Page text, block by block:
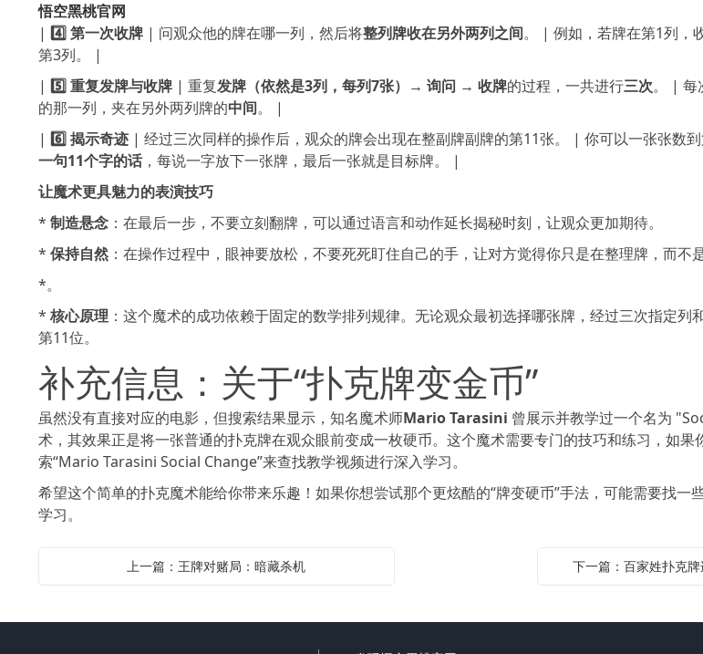
悟空黑桃官网
| 4️⃣ 第一次收牌 | 问观众他的牌在哪一列，然后将整列牌收在另外两列之间。 | 例如，若牌在第1列，
第3列。 |
| 5️⃣ 重复发牌与收牌 | 重复发牌（依然是3列，每列7张）→ 询问 → 收牌的过程，一共进行三次。 | 每
的那一列，夹在另外两列牌的中间。 |
| 6️⃣ 揭示奇迹 | 经过三次同样的操作后，观众的牌会出现在整副牌副牌的第11张。 | 你可以一张张数
一句11个字的话，每说一字放下一张牌，最后一张就是目标牌。 |
让魔术更具魅力的表演技巧
* 制造悬念 ：在最后一步，不要立刻翻牌，可以通过语言和动作延长揭秘时刻，让观众更加期待。
* 保持自然 ：在操作过程中，眼神要放松，不要死死盯住自己的手，让对方觉得你只是在整理牌，而不是
*。
* 核心原理 ：这个魔术的成功依赖于固定的数学排列规律。无论观众最初选择哪张牌，经过三次指定列
第11位。
补充信息：关于“扑克牌变金币”
虽然没有直接对应的电影，但搜索结果显示，知名魔术师Mario Tarasini 曾展示并教学过一个名为
术，其效果正是将一张普通的扑克牌在观众眼前变成一枚硬币。这个魔术需要专门的技巧和练习，如果
索“Mario Tarasini Social Change”来查找教学视频进行深入学习。
希望这个简单的扑克魔术能给你带来乐趣！如果你想尝试那个更炫酷的“牌变硬币”手法，可能需要找一
学习。
上一篇：王牌对赌局：暗藏杀机 下一篇：百家姓扑克